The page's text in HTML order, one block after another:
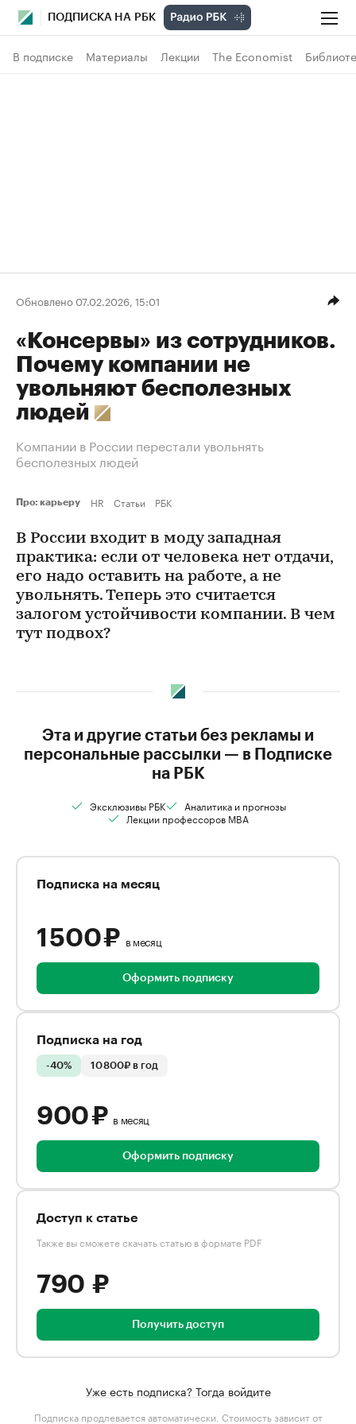
ПОДПИСКА НА РБК
В подписке Материалы Лекции The Economist
Обновлено 07.02.2026, 15:01
«Консервы» из сотрудников.
Почему компании не
увольняют бесполезных
людей
Компании в России перестали увольнять
бесполезных людей
Про: карьеру HR Статьи РБК
В России входит в моду западная
практика: если от человека нет отдачи,
его надо оставить на работе, а не
увольнять. Теперь это считается
залогом устойчивости компании. В чем
тут подвох?
Эта и другие статьи без рекламы и
персональные рассылки — в Подписке
на РБК
Эксклюзивы РБК
Аналитика и прогнозы
Лекции профессоров MBA
Подписка на месяц
1 500 ₽ в месяц
Оформить подписку
Подписка на год
-40% 10 800₽ в год
900 ₽ в месяц
Оформить подписку
Доступ к статье
Также вы сможете скачать статью в формате PDF
790 ₽
Получить доступ
Уже есть подписка? Тогда войдите
Подписка продлевается автоматически. Стоимость зависит от